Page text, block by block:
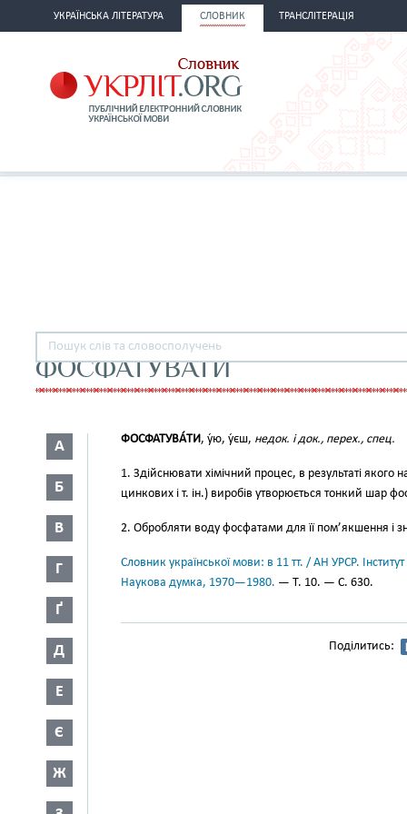
УКРАЇНСЬКА ЛІТЕРАТУРА СЛОВНИК ТРАНСЛІТЕРАЦІЯ
ФОСФАТУВАТИ
А
Б
В
Г
Ґ
Д
Е
Є
Ж
ФОСФАТУВА́ТИ, у́ю, у́єш, недок. і док., перех., спец.
1. Здійснювати хімічний процес, в результаті якого
цинкових і т. ін.) виробів утворюється тонкий шар
2. Обробляти воду фосфатами для її пом’якшення і
Словник української мови: в 11 тт. / АН УРСР.
Наукова думка, 1970—1980. — Т. 10. — С. 630.
Поділитись: